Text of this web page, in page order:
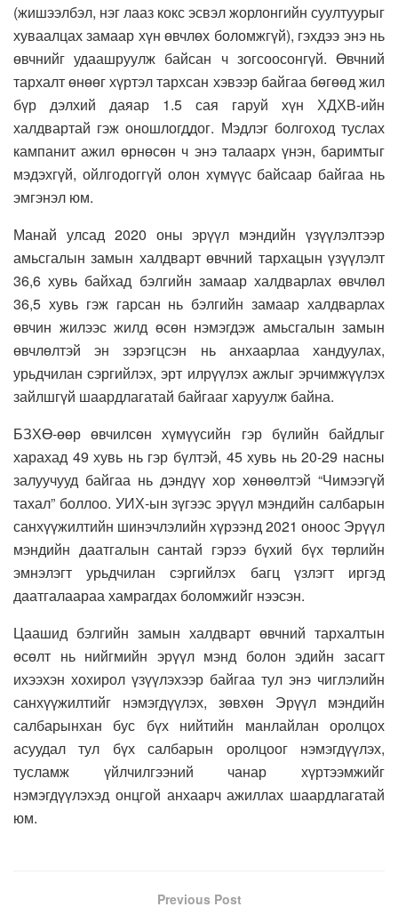
(жишээлбэл, нэг лааз кокс эсвэл жорлонгийн суултуурыг
хуваалцах замаар хүн өвчлөх боломжгүй), гэхдээ энэ нь
өвчнийг удаашруулж байсан ч зогсоосонгүй. Өвчний
тархалт өнөөг хүртэл тархсан хэвээр байгаа бөгөөд жил
бүр дэлхий даяар 1.5 сая гаруй хүн ХДХВ-ийн
халдвартай гэж оношлогддог. Мэдлэг болгоход туслах
кампанит ажил өрнөсөн ч энэ талаарх үнэн, баримтыг
мэдэхгүй, ойлгодоггүй олон хүмүүс байсаар байгаа нь
эмгэнэл юм.
Манай улсад 2020 оны эрүүл мэндийн үзүүлэлтээр
амьсгалын замын халдварт өвчний тархацын үзүүлэлт
36,6 хувь байхад бэлгийн замаар халдварлах өвчлөл
36,5 хувь гэж гарсан нь бэлгийн замаар халдварлах
өвчин жилээс жилд өсөн нэмэгдэж амьсгалын замын
өвчлөлтэй эн зэрэгцсэн нь анхаарлаа хандуулах,
урьдчилан сэргийлэх, эрт илрүүлэх ажлыг эрчимжүүлэх
зайлшгүй шаардлагатай байгааг харуулж байна.
БЗХӨ-өөр өвчилсөн хүмүүсийн гэр бүлийн байдлыг
харахад 49 хувь нь гэр бүлтэй, 45 хувь нь 20-29 насны
залуучууд байгаа нь дэндүү хор хөнөөлтэй “Чимээгүй
тахал” боллоо. УИХ-ын зүгээс эрүүл мэндийн салбарын
санхүүжилтийн шинэчлэлийн хүрээнд 2021 оноос Эрүүл
мэндийн даатгалын сантай гэрээ бүхий бүх төрлийн
эмнэлэгт урьдчилан сэргийлэх багц үзлэгт иргэд
даатгалаараа хамрагдах боломжийг нээсэн.
Цаашид бэлгийн замын халдварт өвчний тархалтын
өсөлт нь нийгмийн эрүүл мэнд болон эдийн засагт
ихээхэн хохирол үзүүлэхээр байгаа тул энэ чиглэлийн
санхүүжилтийг нэмэгдүүлэх, зөвхөн Эрүүл мэндийн
салбарынхан бус бүх нийтийн манлайлан оролцох
асуудал тул бүх салбарын оролцоог нэмэгдүүлэх,
тусламж үйлчилгээний чанар хүртээмжийг
нэмэгдүүлэхэд онцгой анхаарч ажиллах шаардлагатай
юм.
Previous Post